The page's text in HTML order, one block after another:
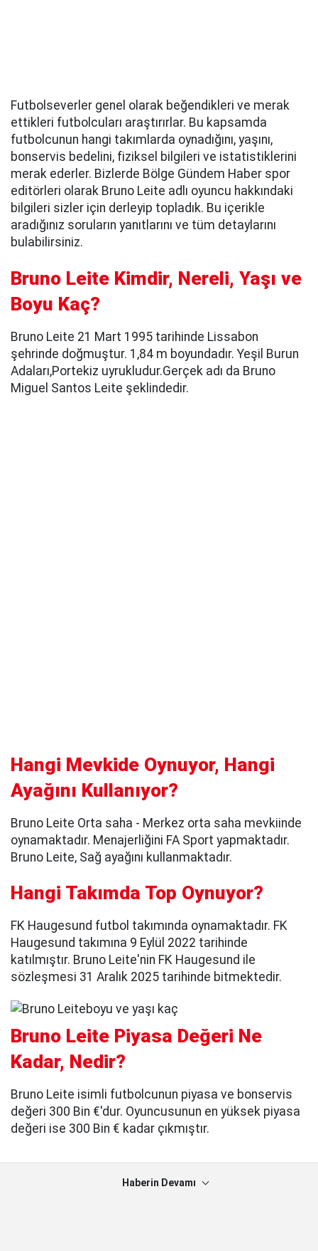
Futbolseverler genel olarak beğendikleri ve merak
ettikleri futbolcuları araştırırlar. Bu kapsamda
futbolcunun hangi takımlarda oynadığını, yaşını,
bonservis bedelini, fiziksel bilgileri ve istatistiklerini
merak ederler. Bizlerde Bölge Gündem Haber spor
editörleri olarak Bruno Leite adlı oyuncu hakkındaki
bilgileri sizler için derleyip topladık. Bu içerikle
aradığınız soruların yanıtlarını ve tüm detaylarını
bulabilirsiniz.
Bruno Leite Kimdir, Nereli, Yaşı ve
Boyu Kaç?
Bruno Leite 21 Mart 1995 tarihinde Lissabon
şehrinde doğmuştur. 1,84 m boyundadır. Yeşil Burun
Adaları,Portekiz uyrukludur.Gerçek adı da Bruno
Miguel Santos Leite şeklindedir.
Hangi Mevkide Oynuyor, Hangi
Ayağını Kullanıyor?
Bruno Leite Orta saha - Merkez orta saha mevkiinde
oynamaktadır. Menajerliğini FA Sport yapmaktadır.
Bruno Leite, Sağ ayağını kullanmaktadır.
Hangi Takımda Top Oynuyor?
FK Haugesund futbol takımında oynamaktadır. FK
Haugesund takımına 9 Eylül 2022 tarihinde
katılmıştır. Bruno Leite'nin FK Haugesund ile
sözleşmesi 31 Aralık 2025 tarihinde bitmektedir.
Bruno Leite Piyasa Değeri Ne
Kadar, Nedir?
Bruno Leite isimli futbolcunun piyasa ve bonservis
değeri 300 Bin €'dur. Oyuncusunun en yüksek piyasa
değeri ise 300 Bin € kadar çıkmıştır.
Haberin Devamı